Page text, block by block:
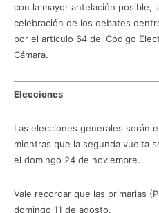
con la mayor antelación posible,
celebración de los debates
por el artículo 64 del Código
Cámara.
Elecciones
Las elecciones generales serán
mientras que la segunda vuelta
el domingo 24 de noviembre.
Vale recordar que las primarias
domingo 11 de agosto.